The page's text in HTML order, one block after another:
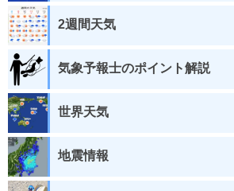
2週間天気
気象予報士のポイント解説
世界天気
地震情報